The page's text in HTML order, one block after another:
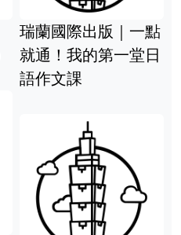
瑞蘭國際出版｜一點
就通！我的第一堂日
語作文課